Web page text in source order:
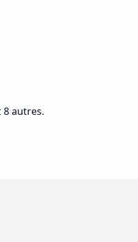
8 autres.